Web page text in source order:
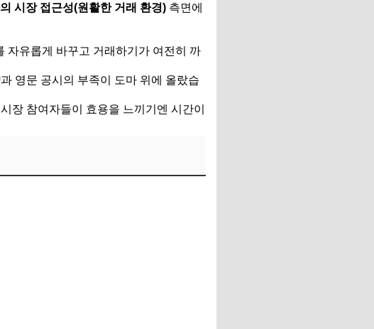
시장 접근성(원활한 거래 환경) 측면에
자유롭게 바꾸고 거래하기가 여전히 까
영문 공시의 부족이 도마 위에 올랐습
장 참여자들이 효용을 느끼기엔 시간이